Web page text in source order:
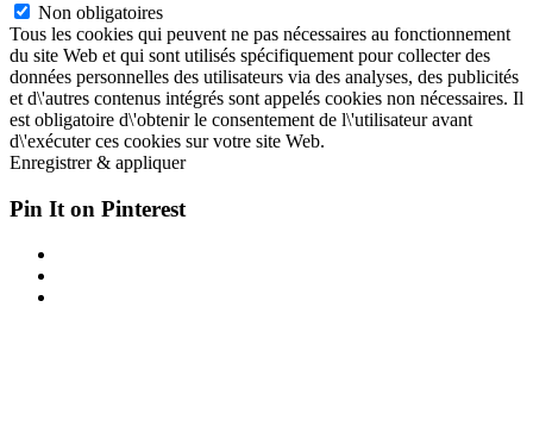
Non obligatoires
Tous les cookies qui peuvent ne pas nécessaires au fonctionnement
du site Web et qui sont utilisés spécifiquement pour collecter des
données personnelles des utilisateurs via des analyses, des publicités
et d\'autres contenus intégrés sont appelés cookies non nécessaires. Il
est obligatoire d\'obtenir le consentement de l\'utilisateur avant
d\'exécuter ces cookies sur votre site Web.
Enregistrer & appliquer
Pin It on Pinterest